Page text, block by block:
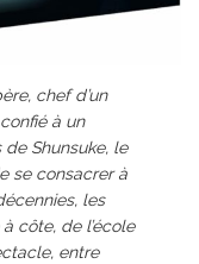
chef d’un
à un
Shunsuke, le
se consacrer à
les
côte, de l’école
entre